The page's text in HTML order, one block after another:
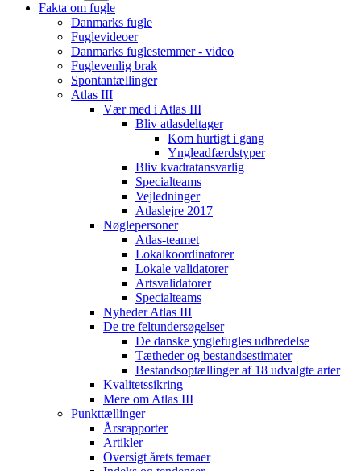
Fakta om fugle
Danmarks fugle
Fuglevideoer
Danmarks fuglestemmer - video
Fuglevenlig brak
Spontantællinger
Atlas III
Vær med i Atlas III
Bliv atlasdeltager
Kom hurtigt i gang
Yngleadfærdstyper
Bliv kvadratansvarlig
Specialteams
Vejledninger
Atlaslejre 2017
Nøglepersoner
Atlas-teamet
Lokalkoordinatorer
Lokale validatorer
Artsvalidatorer
Specialteams
Nyheder Atlas III
De tre feltundersøgelser
De danske ynglefugles udbredelse
Tætheder og bestandsestimater
Bestandsoptællinger af 18 udvalgte arter
Kvalitetssikring
Mere om Atlas III
Punkttællinger
Årsrapporter
Artikler
Oversigt årets temaer